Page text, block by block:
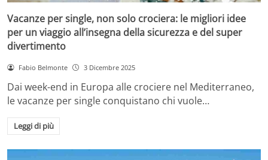
Vacanze per single, non solo crociera: le migliori idee
per un viaggio all’insegna della sicurezza e del super
divertimento
Fabio Belmonte 3 Dicembre 2025
Dai week-end in Europa alle crociere nel Mediterraneo,
le vacanze per single conquistano chi vuole…
Leggi di più